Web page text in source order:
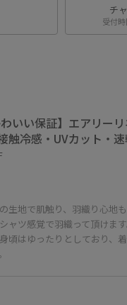
チ
受付
わいい保証】エアリー
触冷感・UVカット・
生地で肌触り、羽織り心地も
ャツ感覚で羽織って頂けま
頃はゆったりとしており、